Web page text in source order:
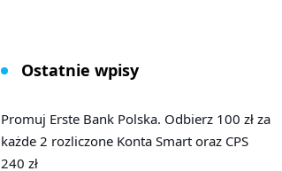
Ostatnie wpisy
Promuj Erste Bank Polska. Odbierz 100 zł za
każde 2 rozliczone Konta Smart oraz CPS
240 zł